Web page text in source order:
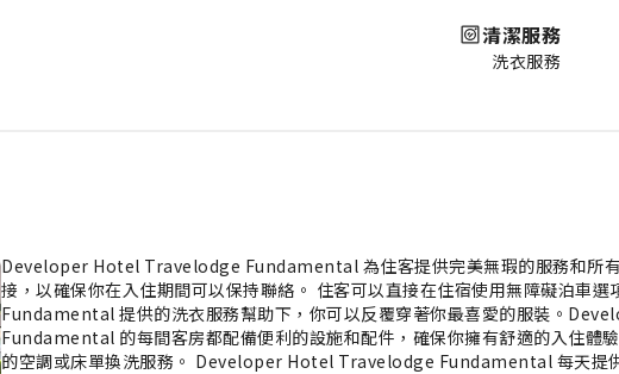
清潔服務
洗衣服務
Developer Hotel Travelodge Fundamental 為住客提供完美無瑕的服務和所
接，以確保你在入住期間可以保持聯絡。 住客可以直接在住宿使用無障礙泊車
Fundamental 提供的洗衣服務幫助下，你可以反覆穿著你最喜愛的服裝。
Fundamental 的每間客房都配備便利的設施和配件，確保你擁有舒適的入住體
的空調或床單換洗服務。 Developer Hotel Travelodge Fundamental 每天提